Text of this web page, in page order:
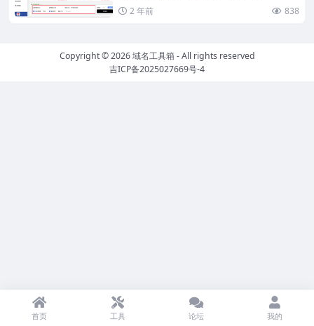
2 年前
838
Copyright © 2026域名工具箱 - All rights reserved
吉ICP备2025027669号-4
首页 工具 论坛 我的